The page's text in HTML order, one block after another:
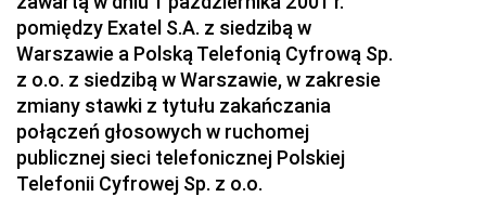
i Gospodarki Żywnościowej
Dziennik Urzędowy Ministra Spraw Wewnętrznych
Dziennik Urzędowy Ministra Transportu, Budownictwa
i Gospodarki Morskiej
Dziennik Urzędowy Ministra Administracji i Cyfryzacji
Dziennik Urzędowy Głównego Inspektora Ochrony
pomiędzy Exatel S.A. z siedzibą w
Warszawie a Polską Telefonią Cyfrową Sp.
z o.o. z siedzibą w Warszawie, w zakresie
zmiany stawki z tytułu zakańczania
połączeń głosowych w ruchomej
publicznej sieci telefonicznej Polskiej
Telefonii Cyfrowej Sp. z o.o.